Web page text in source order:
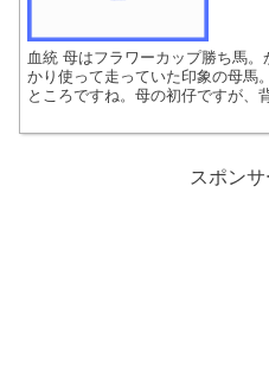
血統 母はフラワーカップ勝ち馬
かり使って走っていた印象の母馬
ところですね。母の初仔ですが、
スポン